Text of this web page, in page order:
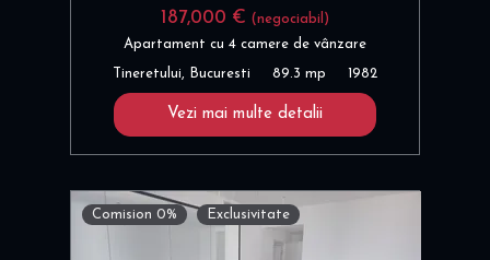
187,000 € (negociabil)
Apartament cu 4 camere de vânzare
Tineretului, Bucuresti 89.3 mp 1982
Vezi mai multe detalii
Comision 0% Exclusivitate